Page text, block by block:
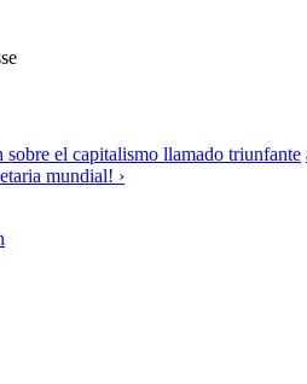
el capitalismo llamado triunfante
mundial! ›